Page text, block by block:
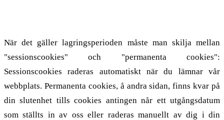
När det gäller lagringsperioden måste man skilja mellan
"sessionscookies" och "permanenta cookies":
Sessionscookies raderas automatiskt när du lämnar vår
webbplats. Permanenta cookies, å andra sidan, finns kvar på
din slutenhet tills cookies antingen når ett utgångsdatum
som ställts in av oss eller raderas manuellt av dig i din